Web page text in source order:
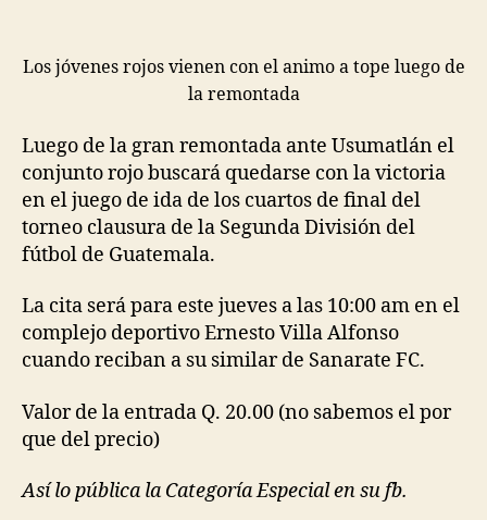
Los jóvenes rojos vienen con el animo a tope luego de
la remontada
Luego de la gran remontada ante Usumatlán el
conjunto rojo buscará quedarse con la victoria
en el juego de ida de los cuartos de final del
torneo clausura de la Segunda División del
fútbol de Guatemala.
La cita será para este jueves a las 10:00 am en el
complejo deportivo Ernesto Villa Alfonso
cuando reciban a su similar de Sanarate FC.
Valor de la entrada Q. 20.00 (no sabemos el por
que del precio)
Así lo pública la Categoría Especial en su fb.